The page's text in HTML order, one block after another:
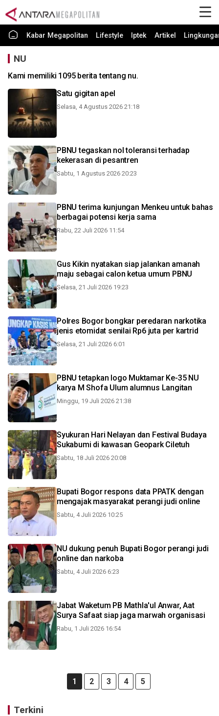
Kabar Megapolitan Lifestyle Iptek Artikel
NU
Kami memiliki 1095 berita tentang nu.
Satu gigitan apel
Selasa, 4 Agustus 2026 21:18
PBNU tegaskan nol toleransi terhadap
kekerasan di pesantren
Sabtu, 1 Agustus 2026 20:23
PBNU terima kunjungan Menkeu untuk bahas
berbagai potensi kerja sama
Rabu, 22 Juli 2026 11:54
Gus Kikin nyatakan siap jalankan amanah
maju sebagai calon ketua umum PBNU
Selasa, 21 Juli 2026 19:23
Polres Bogor bongkar peredaran narkotika
jenis etomidat senilai Rp6 juta per kartrid
Selasa, 21 Juli 2026 6:01
PBNU tetapkan logo Muktamar Ke-35 NU
karya M Shofa Ulum alumnus Langitan
Minggu, 19 Juli 2026 21:38
Syukuran Hari Nelayan dan Festival Budaya
Sukabumi di kawasan Geopark Ciletuh
Sabtu, 18 Juli 2026 20:08
Bupati Bogor respons data PPATK dengan
mengajak masyarakat perangi judi online
Sabtu, 4 Juli 2026 10:25
NU dukung penuh Bupati Bogor perangi judi
online dan narkoba
Sabtu, 4 Juli 2026 6:23
Jabat Waketum PB Mathla'ul Anwar, Aat
Surya Safaat siap jaga marwah organisasi
Rabu, 1 Juli 2026 16:54
1 2 3 4 5
Terkini